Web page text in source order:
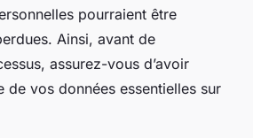
pourraient être
Ainsi, avant de
assurez-vous d’avoir
de vos données essentielles sur